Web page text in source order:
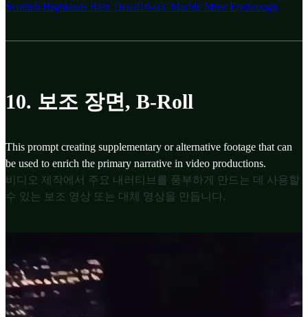
Scottish Highlands Rain Detail10-03. Marble Mine Flythrough
10. 보조 장면, B-Roll
This prompt creating supplementary or alternative footage that can
be used to enrich the primary narrative in video productions.
비디오 제작에서 주요 내러티브를 풍부하게 만드는 데 사용할
수 있는 보조 영상 또는 대체 영상을 만듭니다.